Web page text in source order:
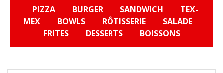
PIZZA BURGER SANDWICH
TEX-
MEX
BOWLS RÔTISSERIE
SALADE
FRITES
DESSERTS BOISSONS